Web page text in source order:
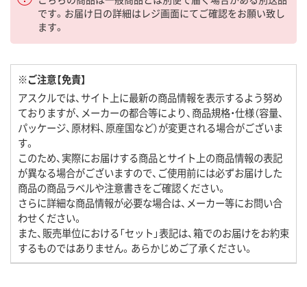
です。お届け日の詳細はレジ画面にてご確認をお願い致し
ます。
※ご注意【免責】
アスクルでは、サイト上に最新の商品情報を表示するよう努め
ておりますが、メーカーの都合等により、商品規格・仕様（容量、
パッケージ、原材料、原産国など）が変更される場合がございま
す。
このため、実際にお届けする商品とサイト上の商品情報の表記
が異なる場合がございますので、ご使用前には必ずお届けした
商品の商品ラベルや注意書きをご確認ください。
さらに詳細な商品情報が必要な場合は、メーカー等にお問い合
わせください。
また、販売単位における「セット」表記は、箱でのお届けをお約束
するものではありません。あらかじめご了承ください。